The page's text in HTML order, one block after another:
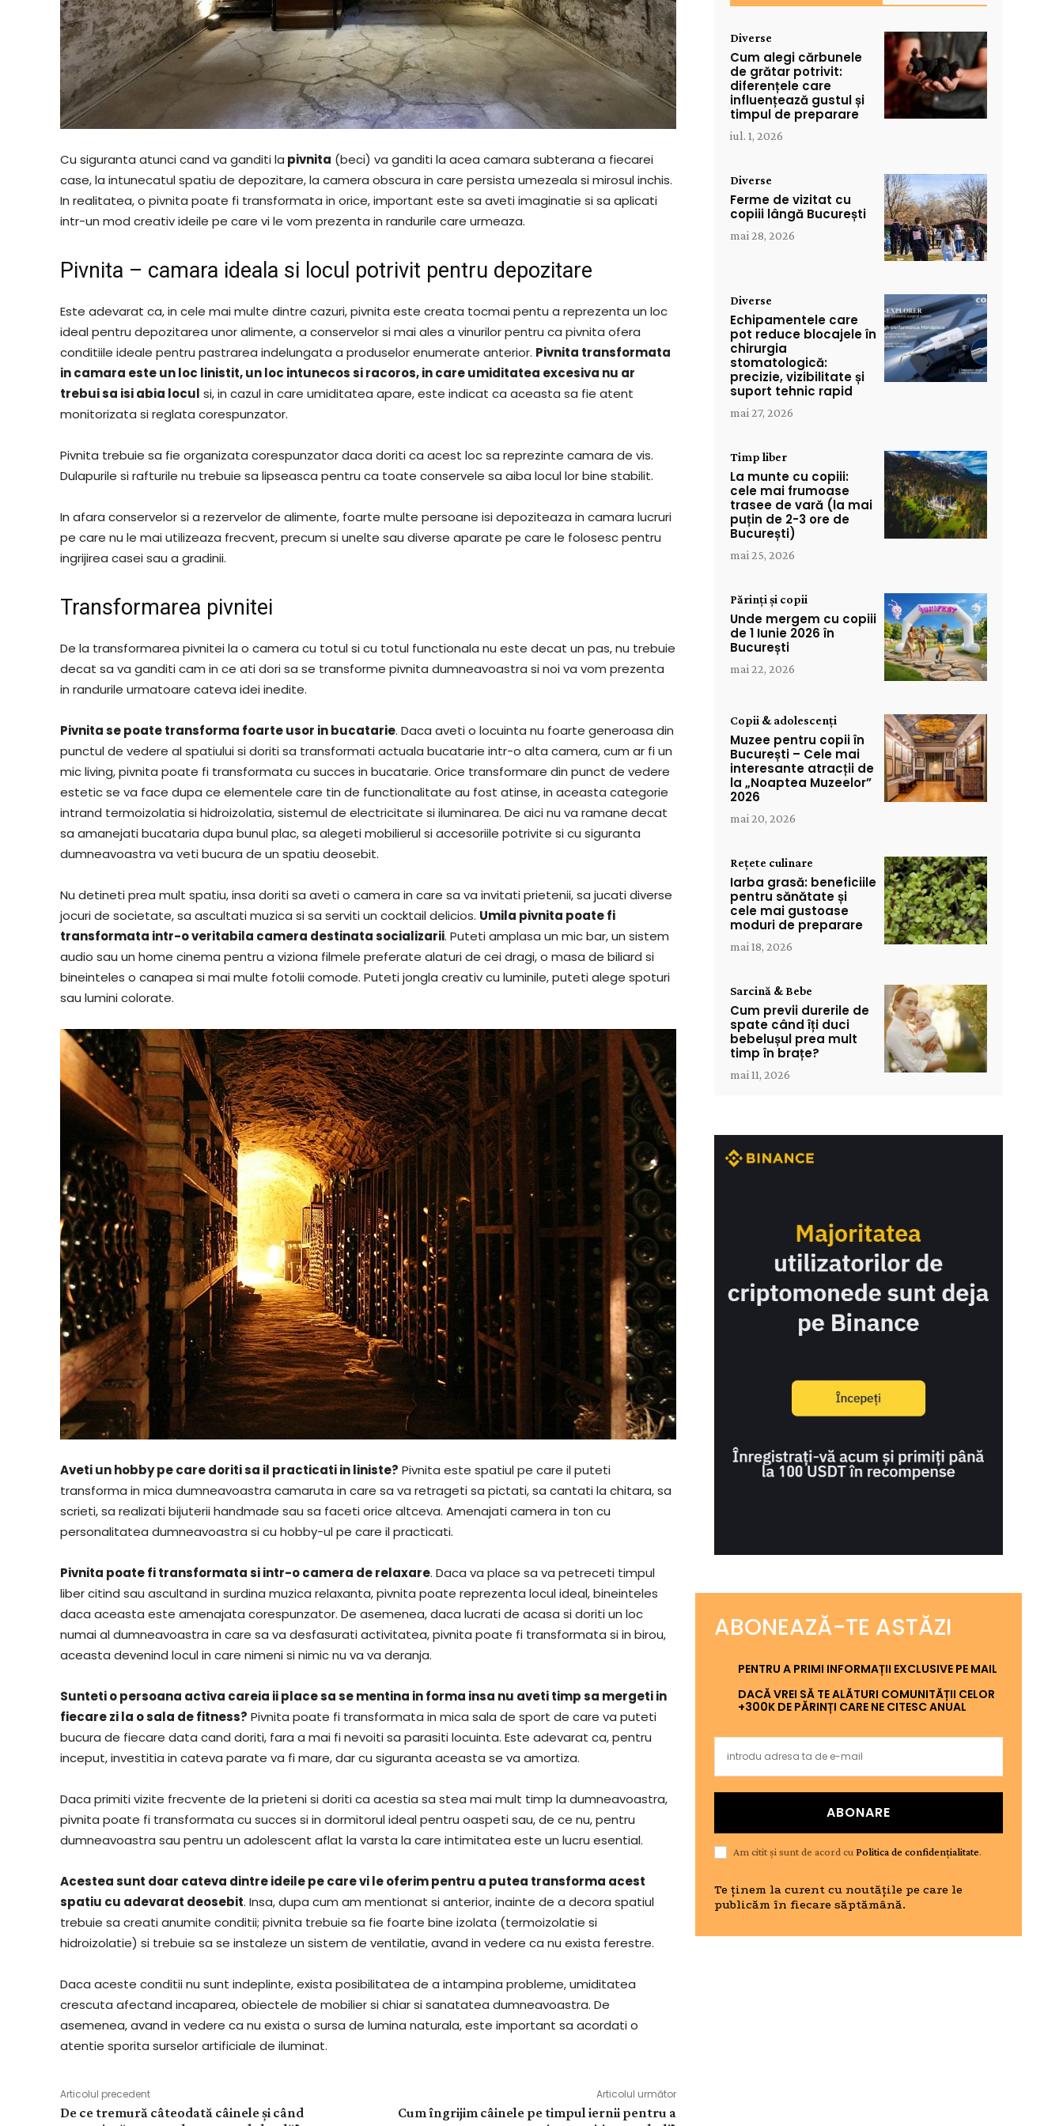
Cu siguranta atunci cand va ganditi la pivnita (beci) va ganditi la acea camara subterana a fiecarei
case, la intunecatul spatiu de depozitare, la camera obscura in care persista umezeala si mirosul inchis.
In realitatea, o pivnita poate fi transformata in orice, important este sa aveti imaginatie si sa aplicati
intr-un mod creativ ideile pe care vi le vom prezenta in randurile care urmeaza.
Pivnita – camara ideala si locul potrivit pentru depozitare
Este adevarat ca, in cele mai multe dintre cazuri, pivnita este creata tocmai pentu a reprezenta un loc
ideal pentru depozitarea unor alimente, a conservelor si mai ales a vinurilor pentru ca pivnita ofera
conditiile ideale pentru pastrarea indelungata a produselor enumerate anterior. Pivnita transformata
in camara este un loc linistit, un loc intunecos si racoros, in care umiditatea excesiva nu ar
trebui sa isi abia locul si, in cazul in care umiditatea apare, este indicat ca aceasta sa fie atent
monitorizata si reglata corespunzator.
Pivnita trebuie sa fie organizata corespunzator daca doriti ca acest loc sa reprezinte camara de vis.
Dulapurile si rafturile nu trebuie sa lipseasca pentru ca toate conservele sa aiba locul lor bine stabilit.
In afara conservelor si a rezervelor de alimente, foarte multe persoane isi depoziteaza in camara lucruri
pe care nu le mai utilizeaza frecvent, precum si unelte sau diverse aparate pe care le folosesc pentru
ingrijirea casei sau a gradinii.
Transformarea pivnitei
De la transformarea pivnitei la o camera cu totul si cu totul functionala nu este decat un pas, nu trebuie
decat sa va ganditi cam in ce ati dori sa se transforme pivnita dumneavoastra si noi va vom prezenta
in randurile urmatoare cateva idei inedite.
Pivnita se poate transforma foarte usor in bucatarie. Daca aveti o locuinta nu foarte generoasa din
punctul de vedere al spatiului si doriti sa transformati actuala bucatarie intr-o alta camera, cum ar fi un
mic living, pivnita poate fi transformata cu succes in bucatarie. Orice transformare din punct de vedere
estetic se va face dupa ce elementele care tin de functionalitate au fost atinse, in aceasta categorie
intrand termoizolatia si hidroizolatia, sistemul de electricitate si iluminarea. De aici nu va ramane decat
sa amanejati bucataria dupa bunul plac, sa alegeti mobilierul si accesoriile potrivite si cu siguranta
dumneavoastra va veti bucura de un spatiu deosebit.
Nu detineti prea mult spatiu, insa doriti sa aveti o camera in care sa va invitati prietenii, sa jucati diverse
jocuri de societate, sa ascultati muzica si sa serviti un cocktail delicios. Umila pivnita poate fi
transformata intr-o veritabila camera destinata socializarii. Puteti amplasa un mic bar, un sistem
audio sau un home cinema pentru a viziona filmele preferate alaturi de cei dragi, o masa de biliard si
bineinteles o canapea si mai multe fotolii comode. Puteti jongla creativ cu luminile, puteti alege spoturi
sau lumini colorate.
Aveti un hobby pe care doriti sa il practicati in liniste? Pivnita este spatiul pe care il puteti
transforma in mica dumneavoastra camaruta in care sa va retrageti sa pictati, sa cantati la chitara, sa
scrieti, sa realizati bijuterii handmade sau sa faceti orice altceva. Amenajati camera in ton cu
personalitatea dumneavoastra si cu hobby-ul pe care il practicati.
Pivnita poate fi transformata si intr-o camera de relaxare. Daca va place sa va petreceti timpul
liber citind sau ascultand in surdina muzica relaxanta, pivnita poate reprezenta locul ideal, bineinteles
daca aceasta este amenajata corespunzator. De asemenea, daca lucrati de acasa si doriti un loc
numai al dumneavoastra in care sa va desfasurati activitatea, pivnita poate fi transformata si in birou,
aceasta devenind locul in care nimeni si nimic nu va va deranja.
Sunteti o persoana activa careia ii place sa se mentina in forma insa nu aveti timp sa mergeti in
fiecare zi la o sala de fitness? Pivnita poate fi transformata in mica sala de sport de care va puteti
bucura de fiecare data cand doriti, fara a mai fi nevoiti sa parasiti locuinta. Este adevarat ca, pentru
inceput, investitia in cateva parate va fi mare, dar cu siguranta aceasta se va amortiza.
Daca primiti vizite frecvente de la prieteni si doriti ca acestia sa stea mai mult timp la dumneavoastra,
pivnita poate fi transformata cu succes si in dormitorul ideal pentru oaspeti sau, de ce nu, pentru
dumneavoastra sau pentru un adolescent aflat la varsta la care intimitatea este un lucru esential.
Acestea sunt doar cateva dintre ideile pe care vi le oferim pentru a putea transforma acest
spatiu cu adevarat deosebit. Insa, dupa cum am mentionat si anterior, inainte de a decora spatiul
trebuie sa creati anumite conditii; pivnita trebuie sa fie foarte bine izolata (termoizolatie si
hidroizolatie) si trebuie sa se instaleze un sistem de ventilatie, avand in vedere ca nu exista ferestre.
Daca aceste conditii nu sunt indeplinte, exista posibilitatea de a intampina probleme, umiditatea
crescuta afectand incaparea, obiectele de mobilier si chiar si sanatatea dumneavoastra. De
asemenea, avand in vedere ca nu exista o sursa de lumina naturala, este important sa acordati o
atentie sporita surselor artificiale de iluminat.
Articolul precedent
De ce tremură câteodată câinele și când
Articolul următor
Cum îngrijim câinele pe timpul iernii pentru a
Diverse
Cum alegi cărbunele
de grătar potrivit:
diferențele care
influențează gustul și
timpul de preparare
iul. 1, 2026
Diverse
Ferme de vizitat cu
copiii lângă București
mai 28, 2026
Diverse
Echipamentele care
pot reduce blocajele în
chirurgia
stomatologică:
precizie, vizibilitate și
suport tehnic rapid
mai 27, 2026
Timp liber
La munte cu copiii:
cele mai frumoase
trasee de vară (la mai
puțin de 2-3 ore de
București)
mai 25, 2026
Părinți și copii
Unde mergem cu copiii
de 1 Iunie 2026 în
București
mai 22, 2026
Copii & adolescenți
Muzee pentru copii în
București – Cele mai
interesante atracții de
la „Noaptea Muzeelor”
2026
mai 20, 2026
Rețete culinare
Iarba grasă: beneficiile
pentru sănătate și
cele mai gustoase
moduri de preparare
mai 18, 2026
Sarcină & Bebe
Cum previi durerile de
spate când îți duci
bebelușul prea mult
timp în brațe?
mai 11, 2026
ABONEAZĂ-TE ASTĂZI
PENTRU A PRIMI INFORMAȚII EXCLUSIVE PE MAIL
DACĂ VREI SĂ TE ALĂTURI COMUNITĂȚII CELOR
+300K DE PĂRINȚI CARE NE CITESC ANUAL
ABONARE
Am citit și sunt de acord cuPolitica de confidențialitate.
Te ținem la curent cu noutățile pe care le
publicăm în fiecare săptămână.